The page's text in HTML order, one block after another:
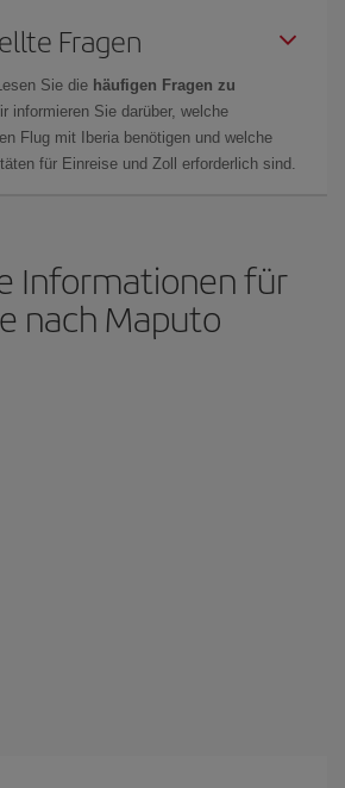
Fragen
Sie die häufigen Fragen zu
informieren Sie darüber, welche
Flug mit Iberia benötigen und welche
für Einreise und Zoll erforderlich sind.
Informationen für
nach Maputo